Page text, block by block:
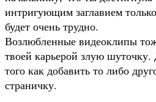
интригующим заглавием
будет очень трудно.
Возлюбленные видеоклипы
твоей карьерой злую шуточку.
того как добавить то либо
страничку.